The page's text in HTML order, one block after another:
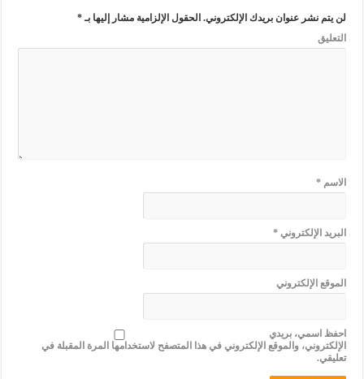
لن يتم نشر عنوان بريدك الإلكتروني. الحقول الإلزامية مشار إليها بـ*
التعليق
الاسم*
البريد الإلكتروني*
الموقع الإلكتروني
احفظ اسمي، بريدي
الإلكتروني، والموقع الإلكتروني في هذا المتصفح لاستخدامها المرة المقبلة في
تعليقي.